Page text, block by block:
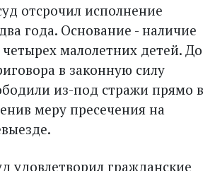
отсрочил исполнение
года. Основание - наличие
малолетних детей. До
в законную силу
из-под стражи прямо в
меру пресечения на
удовлетворил гражданские